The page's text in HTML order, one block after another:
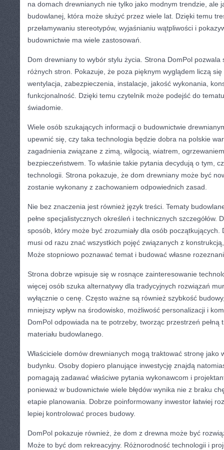
na domach drewnianych nie tylko jako modnym trendzie, ale
budowlanej, która może służyć przez wiele lat. Dzięki temu
przełamywaniu stereotypów, wyjaśnianiu wątpliwości i
budownictwie ma wiele zastosowań.
Dom drewniany to wybór stylu życia. Strona DomPol pozwala
różnych stron. Pokazuje, że poza pięknym wyglądem liczą
wentylacja, zabezpieczenia, instalacje, jakość wykonania,
funkcjonalność. Dzięki temu czytelnik może podejść do
świadomie.
Wiele osób szukających informacji o budownictwie
upewnić się, czy taka technologia będzie dobra na polskie
zagadnienia związane z zimą, wilgocią, wiatrem,
bezpieczeństwem. To właśnie takie pytania decydują o tym,
technologii. Strona pokazuje, że dom drewniany może być
zostanie wykonany z zachowaniem odpowiednich zasad.
Nie bez znaczenia jest również język treści. Tematy
pełne specjalistycznych określeń i technicznych szczegółów.
sposób, który może być zrozumiały dla osób początkujących.
musi od razu znać wszystkich pojęć związanych z
Może stopniowo poznawać temat i budować własne
Strona dobrze wpisuje się w rosnące zainteresowanie
więcej osób szuka alternatywy dla tradycyjnych rozwiązań
wyłącznie o cenę. Często ważne są również szybkość
mniejszy wpływ na środowisko, możliwość personalizacji i
DomPol odpowiada na te potrzeby, tworząc przestrzeń pełną
materiału budowlanego.
Właściciele domów drewnianych mogą traktować stronę jako
budynku. Osoby dopiero planujące inwestycję znajdą
pomagają zadawać właściwe pytania wykonawcom i
ponieważ w budownictwie wiele błędów wynika nie z braku
etapie planowania. Dobrze poinformowany inwestor łatwiej
lepiej kontrolować proces budowy.
DomPol pokazuje również, że dom z drewna może być
Może to być dom rekreacyjny. Różnorodność technologii i